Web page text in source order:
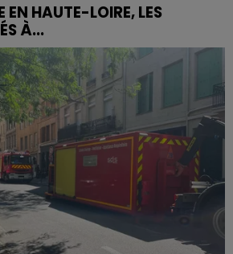
EN HAUTE-LOIRE, LES
À...